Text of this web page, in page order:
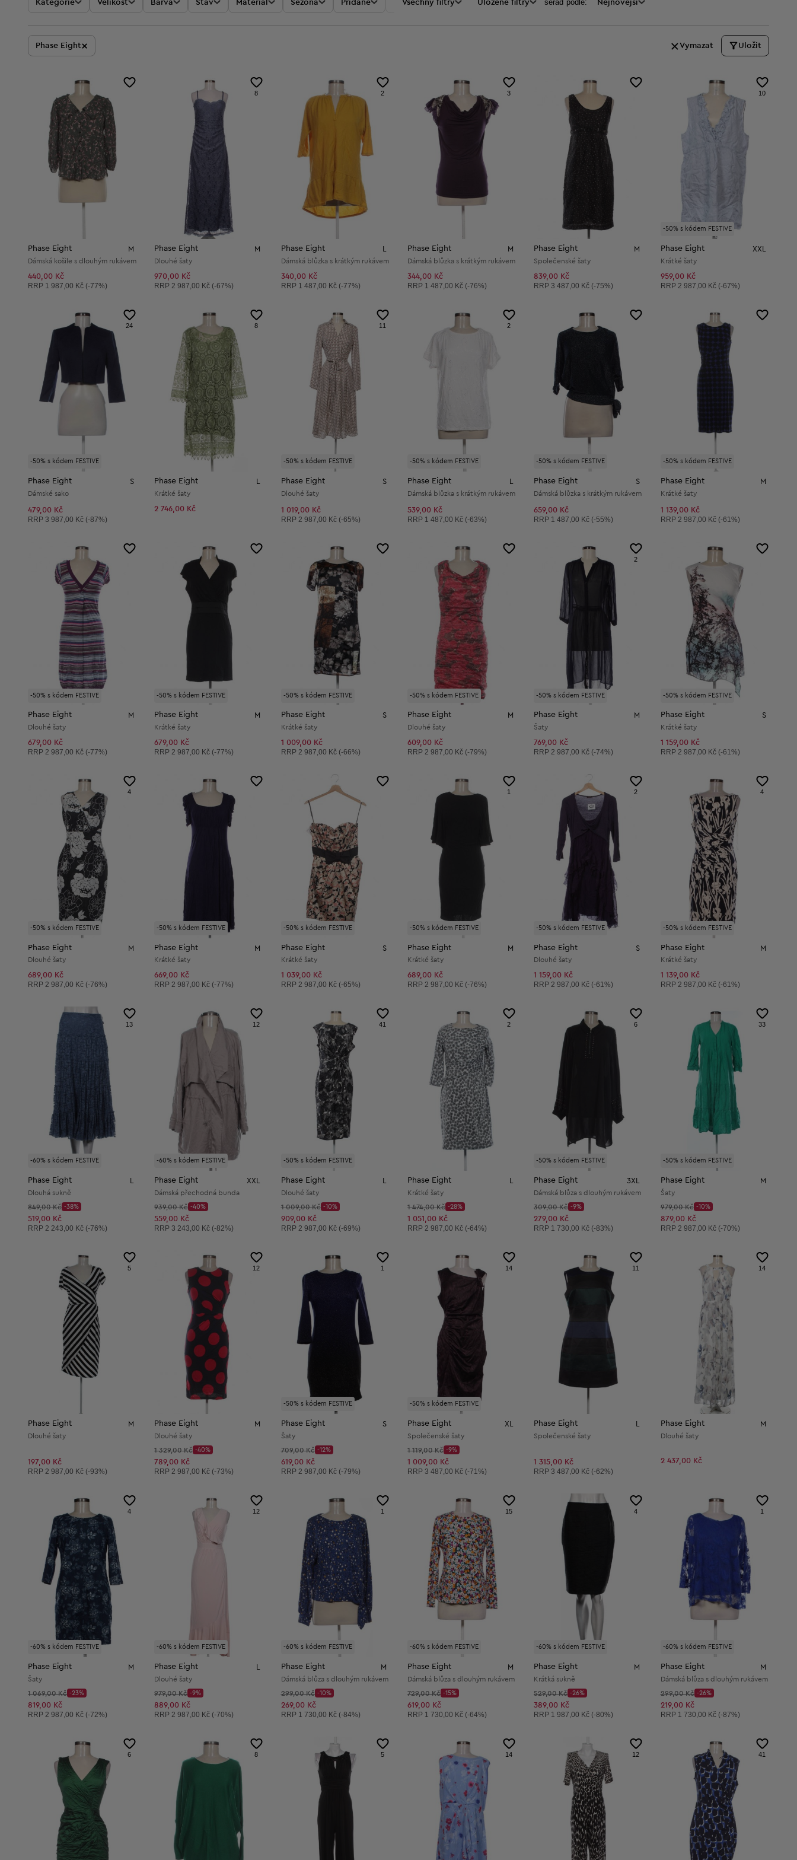
Kategorie Velikost Barva Stav Materiál Sezóna Přidané Akce Cena
Všechny filtry Uložené filtry seraď podle: Nejnovější
Phase Eight× Vymazat Uložit
Phase Eight M
Dámská košile s dlouhým rukávem
440,00 Kč
Doporučená cena:
RRP 1 987,00 Kč (-77%)
8
Phase Eight M
Dlouhé šaty
970,00 Kč
Doporučená cena:
RRP2 987,00 Kč (-67%)
2
Phase Eight
Dámská blůzka s krátkým rukávem
340,00 Kč
Doporučená cena:
RRP 1 487,00 Kč (-77%)
3
Phase Eight M
Dámská blůzka s krátkým rukávem
344,00 Kč
Doporučená cena:
RRP 1 487,00 Kč (-76%)
Phase Eight M
Společenské šaty
839,00 Kč
Doporučená cena:
RRP3 487,00 Kč (-75%)
-50% s kódem FESTIVE
10
Phase Eight XXL
Krátké šaty
959,00 Kč
Doporučená cena:
RRP 2 987,00 Kč (-67%)
-50% s kódem FESTIVE
24
Phase Eight S
Dámské sako
479,00 Kč
Doporučená cena:
RRP 3 987,00 Kč (-87%)
8
Phase Eight
Krátké šaty
2 746,00 Kč
-50% s kódem FESTIVE
11
Phase Eight S
Dlouhé šaty
1 019,00 Kč
Doporučená cena:
RRP 2 987,00 Kč (-65%)
-50% s kódem FESTIVE
2
Phase Eight
Dámská blůzka s krátkým rukávem
539,00 Kč
Doporučená cena:
RRP 1 487,00 Kč (-63%)
-50% s kódem FESTIVE
Phase Eight S
Dámská blůzka s krátkým rukávem
659,00 Kč
Doporučená cena:
RRP 1 487,00 Kč (-55%)
-50% s kódem FESTIVE
Phase Eight M
Krátké šaty
1 139,00 Kč
Doporučená cena:
RRP 2 987,00 Kč (-61%)
-50% s kódem FESTIVE
Phase Eight M
Dlouhé šaty
679,00 Kč
Doporučená cena:
RRP 2 987,00 Kč (-77%)
-50% s kódem FESTIVE
Phase Eight M
Krátké šaty
679,00 Kč
Doporučená cena:
RRP2 987,00 Kč (-77%)
-50% s kódem FESTIVE
Phase Eight S
Krátké šaty
1 009,00 Kč
Doporučená cena:
RRP 2 987,00 Kč (-66%)
-50% s kódem FESTIVE
Phase Eight M
Dlouhé šaty
609,00 Kč
Doporučená cena:
RRP 2 987,00 Kč (-79%)
-50% s kódem FESTIVE
2
Phase Eight M
Šaty
769,00 Kč
Doporučená cena:
RRP2 987,00 Kč (-74%)
-50% s kódem FESTIVE
Phase Eight S
Krátké šaty
1 159,00 Kč
Doporučená cena:
RRP 2 987,00 Kč (-61%)
-50% s kódem FESTIVE
4
Phase Eight M
Dlouhé šaty
689,00 Kč
Doporučená cena:
RRP 2 987,00 Kč (-76%)
-50% s kódem FESTIVE
Phase Eight M
Krátké šaty
669,00 Kč
Doporučená cena:
RRP2 987,00 Kč (-77%)
-50% s kódem FESTIVE
Phase Eight S
Krátké šaty
1 039,00 Kč
Doporučená cena:
RRP 2 987,00 Kč (-65%)
-50% s kódem FESTIVE
1
Phase Eight M
Krátké šaty
689,00 Kč
Doporučená cena:
RRP 2 987,00 Kč (-76%)
-50% s kódem FESTIVE
2
Phase Eight S
Dlouhé šaty
1 159,00 Kč
Doporučená cena:
RRP2 987,00 Kč (-61%)
-50% s kódem FESTIVE
4
Phase Eight M
Krátké šaty
1 139,00 Kč
Doporučená cena:
RRP 2 987,00 Kč (-61%)
-60% s kódem FESTIVE
13
Phase Eight L
Dlouhá sukně
Původní cena:
849,00 Kč
Discount Price:
-38%
Snížená cena:
519,00 Kč
Doporučená cena:
RRP 2 243,00 Kč (-76%)
-60% s kódem FESTIVE
12
Phase Eight XXL
Dámská přechodná bunda
Původní cena:
939,00 Kč
Discount Price:
-40%
Snížená cena:
559,00 Kč
Doporučená cena:
RRP3 243,00 Kč (-82%)
-50% s kódem FESTIVE
41
Phase Eight L
Dlouhé šaty
Původní cena:
1 009,00 Kč
Discount Price:
-10%
Snížená cena:
909,00 Kč
Doporučená cena:
RRP 2 987,00 Kč (-69%)
2
Phase Eight L
Krátké šaty
Původní cena:
1 474,00 Kč
Discount Price:
-28%
Snížená cena:
1 051,00 Kč
Doporučená cena:
RRP 2 987,00 Kč (-64%)
-50% s kódem FESTIVE
6
Phase Eight 3XL
Dámská blůza s dlouhým rukávem
Původní cena:
309,00 Kč
Discount Price:
-9%
Snížená cena:
279,00 Kč
Doporučená cena:
RRP 1 730,00 Kč (-83%)
-50% s kódem FESTIVE
33
Phase Eight M
Šaty
Původní cena:
979,00 Kč
Discount Price:
-10%
Snížená cena:
879,00 Kč
Doporučená cena:
RRP 2 987,00 Kč (-70%)
5
Phase Eight M
Dlouhé šaty
197,00 Kč
Doporučená cena:
RRP 2 987,00 Kč (-93%)
12
Phase Eight M
Dlouhé šaty
Původní cena:
1 329,00 Kč
Discount Price:
-40%
Snížená cena:
789,00 Kč
Doporučená cena:
RRP 2 987,00 Kč (-73%)
-50% s kódem FESTIVE
1
Phase Eight S
Šaty
Původní cena:
709,00 Kč
Discount Price:
-12%
Snížená cena:
619,00 Kč
Doporučená cena:
RRP 2 987,00 Kč (-79%)
-50% s kódem FESTIVE
14
Phase Eight XL
Společenské šaty
Původní cena:
1 119,00 Kč
Discount Price:
-9%
Snížená cena:
1 009,00 Kč
Doporučená cena:
RRP 3 487,00 Kč (-71%)
11
Phase Eight L
Společenské šaty
1 315,00 Kč
Doporučená cena:
RRP3 487,00 Kč (-62%)
14
Phase Eight M
Dlouhé šaty
2 437,00 Kč
-60% s kódem FESTIVE
4
Phase Eight M
Šaty
Původní cena:
1 069,00 Kč
Discount Price:
-23%
Snížená cena:
819,00 Kč
Doporučená cena:
RRP 2 987,00 Kč (-72%)
-60% s kódem FESTIVE
12
Phase Eight L
Dlouhé šaty
Původní cena:
979,00 Kč
Discount Price:
-9%
Snížená cena:
889,00 Kč
Doporučená cena:
RRP2 987,00 Kč (-70%)
-60% s kódem FESTIVE
1
Phase Eight M
Dámská blůza s dlouhým rukávem
Původní cena:
299,00 Kč
Discount Price:
-10%
Snížená cena:
269,00 Kč
Doporučená cena:
RRP 1 730,00 Kč (-84%)
-60% s kódem FESTIVE
15
Phase Eight M
Dámská blůza s dlouhým rukávem
Původní cena:
729,00 Kč
Discount Price:
-15%
Snížená cena:
619,00 Kč
Doporučená cena:
RRP 1 730,00 Kč (-64%)
-60% s kódem FESTIVE
4
Phase Eight M
Krátká sukně
Původní cena:
529,00 Kč
Discount Price:
-26%
Snížená cena:
389,00 Kč
Doporučená cena:
RRP 1 987,00 Kč (-80%)
-60% s kódem FESTIVE
1
Phase Eight M
Dámská blůza s dlouhým rukávem
Původní cena:
299,00 Kč
Discount Price:
-26%
Snížená cena:
219,00 Kč
Doporučená cena:
RRP 1 730,00 Kč (-87%)
6 8 5 14 12 41